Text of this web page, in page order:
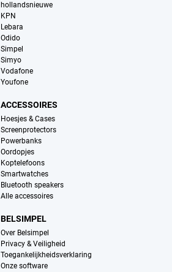
hollandsnieuwe
KPN
Lebara
Odido
Simpel
Simyo
Vodafone
Youfone
ACCESSOIRES
Hoesjes & Cases
Screenprotectors
Powerbanks
Oordopjes
Koptelefoons
Smartwatches
Bluetooth speakers
Alle accessoires
BELSIMPEL
Over Belsimpel
Privacy & Veiligheid
Toegankelijkheidsverklaring
Onze software